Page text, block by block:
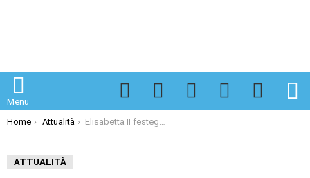
Menu
Facebook
Twitter
Instagram
Spotify
TikTok
You are here:
Home Attualità Elisabetta II festeggia il compleanno (e scrive un messaggio), ma il principe Harry va via e torna da Meghan
ATTUALITÀ